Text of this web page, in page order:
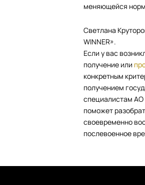
меняющейся
Светлана
WINNER».
Если у вас
получение или
конкретным
получением
специалистам АО
поможет
своевременно
послевоенное